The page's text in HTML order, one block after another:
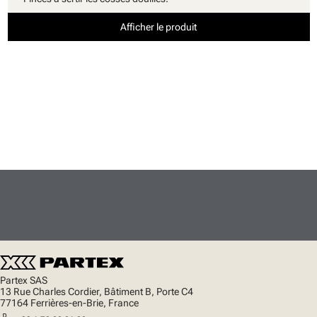
Afficher le produit
Partex SAS
13 Rue Charles Cordier, Bâtiment B, Porte C4
77164 Ferrières-en-Brie, France